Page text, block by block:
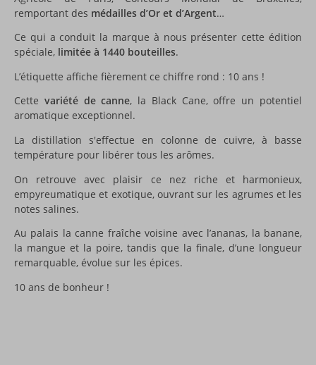
remportant des médailles d’Or et d’Argent…
Ce qui a conduit la marque à nous présenter cette édition
spéciale, limitée à 1440 bouteilles.
L’étiquette affiche fièrement ce chiffre rond : 10 ans !
Cette variété de canne, la Black Cane, offre un potentiel
aromatique exceptionnel.
La distillation s'effectue en colonne de cuivre, à basse
température pour libérer tous les arômes.
On retrouve avec plaisir ce nez riche et harmonieux,
empyreumatique et exotique, ouvrant sur les agrumes et les
notes salines.
Au palais la canne fraîche voisine avec l’ananas, la banane,
la mangue et la poire, tandis que la finale, d’une longueur
remarquable, évolue sur les épices.
10 ans de bonheur !